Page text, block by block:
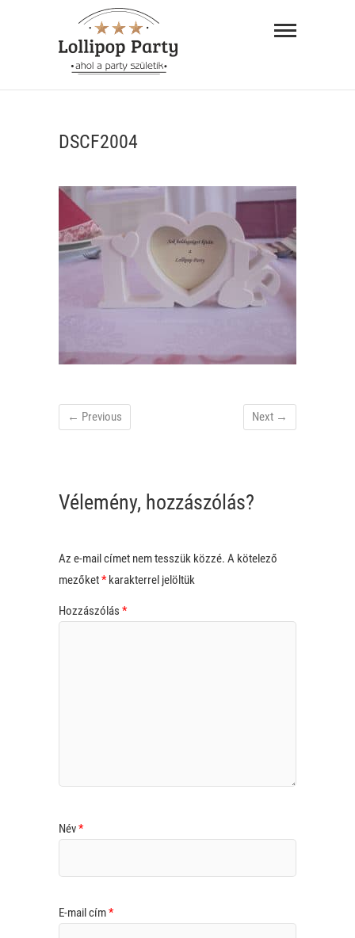
ahol a
"AHOL A PARTY SZÜLETIK"
DSCF2004
← Previous Next →
Vélemény, hozzászólás?
Az e-mail címet nem tesszük közzé. A kötelező
mezőket*karakterrel jelöltük
Hozzászólás *
Név*
E-mail cím*